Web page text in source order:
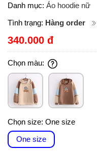
Danh mục: Áo hoodie nữ
Tình trạng: Hàng order
340.000 đ
Chọn màu:
Chọn size: One size
One size